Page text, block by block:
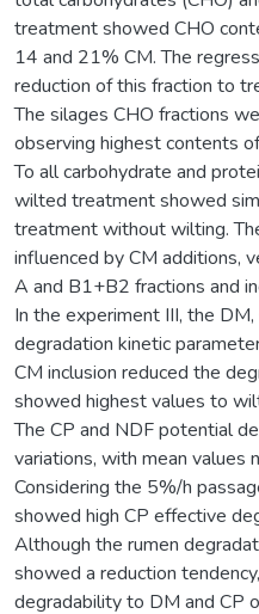
treatment showed CHO
14 and 21% CM. The
reduction of this fraction to
The silages CHO fractions
observing highest contents
To all carbohydrate and
wilted treatment showed
treatment without wilting.
influenced by CM additions,
A and B1+B2 fractions and
In the experiment III, the
degradation kinetic
CM inclusion reduced the
showed highest values to
The CP and NDF potential
variations, with mean values
Considering the 5%/h
showed high CP effective
Although the rumen
showed a reduction
degradability to DM and CP